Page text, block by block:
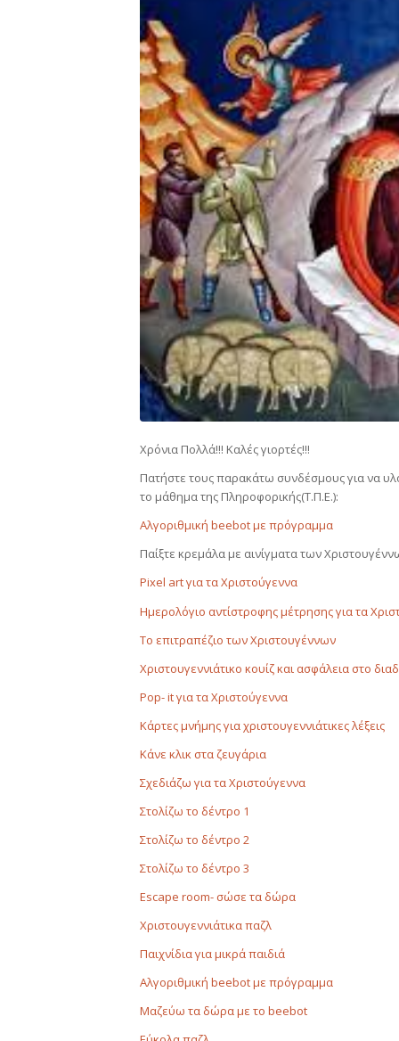
Χρόνια Πολλά!!! Καλές γιορτές!!!
Πατήστε τους παρακάτω συνδέσμους για να
το μάθημα της Πληροφορικής(Τ.Π.Ε.):
Αλγοριθμική beebot με πρόγραμμα
Παίξτε κρεμάλα με αινίγματα των
Pixel art για τα Χριστούγεννα
Ημερολόγιο αντίστροφης μέτρησης για τα
Το επιτραπέζιο των Χριστουγέννων
Χριστουγεννιάτικο κουίζ και ασφάλεια στο
Pop- it για τα Χριστούγεννα
Κάρτες μνήμης για χριστουγεννιάτικες λέξεις
Κάνε κλικ στα ζευγάρια
Σχεδιάζω για τα Χριστούγεννα
Στολίζω το δέντρο 1
Στολίζω το δέντρο 2
Στολίζω το δέντρο 3
Escape room- σώσε τα δώρα
Χριστουγεννιάτικα παζλ
Παιχνίδια για μικρά παιδιά
Αλγοριθμική beebot με πρόγραμμα
Μαζεύω τα δώρα με το beebot